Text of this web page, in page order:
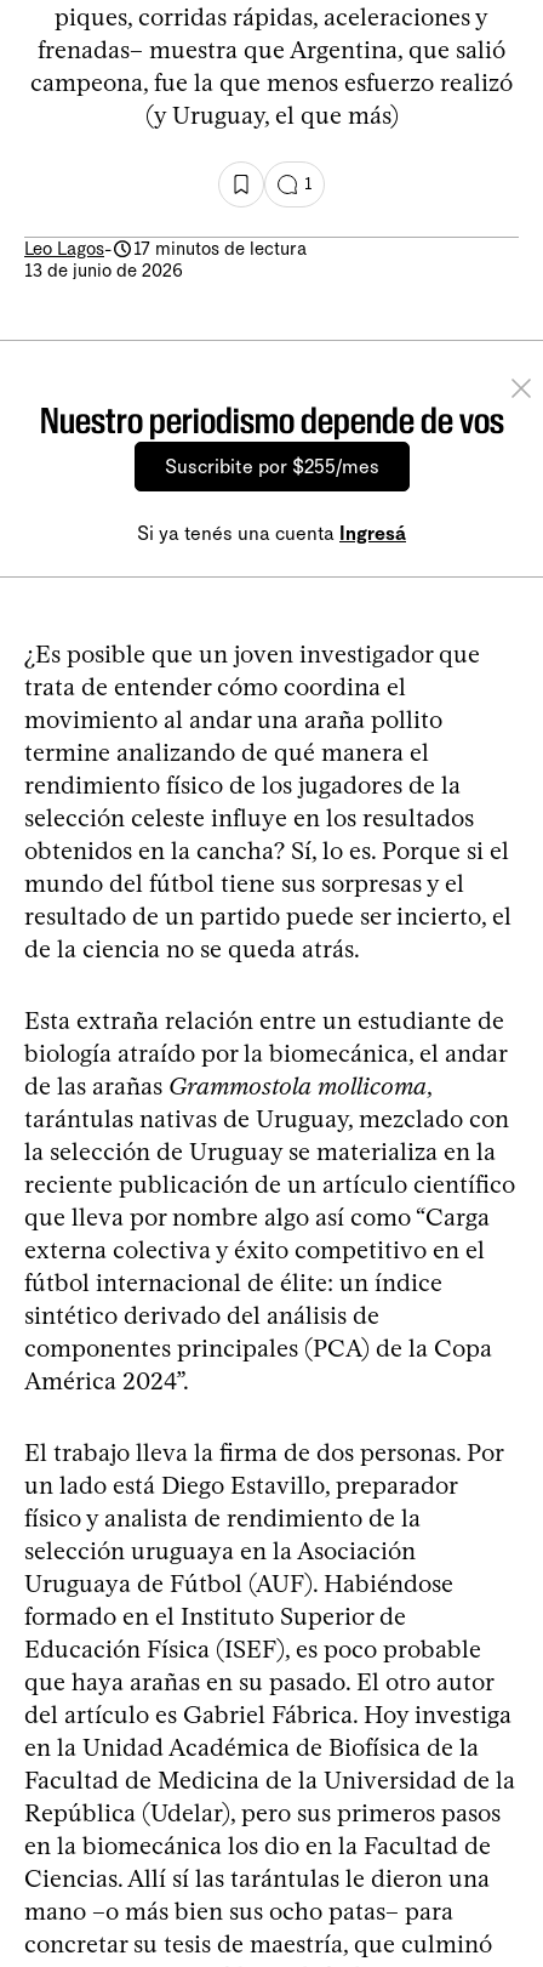
piques, corridas rápidas, aceleraciones y
frenadas– muestra que Argentina, que salió
campeona, fue la que menos esfuerzo realizó
(y Uruguay, el que más)
1
Leo Lagos-
17 minutos de lectura
13 de junio de 2026
Nuestro periodismo depende de vos
Suscribite por $255/mes
Si ya tenés una cuenta Ingresá
¿Es posible que un joven investigador que
trata de entender cómo coordina el
movimiento al andar una araña pollito
termine analizando de qué manera el
rendimiento físico de los jugadores de la
selección celeste influye en los resultados
obtenidos en la cancha? Sí, lo es. Porque si el
mundo del fútbol tiene sus sorpresas y el
resultado de un partido puede ser incierto, el
de la ciencia no se queda atrás.
Esta extraña relación entre un estudiante de
biología atraído por la biomecánica, el andar
de las arañas Grammostola mollicoma,
tarántulas nativas de Uruguay, mezclado con
la selección de Uruguay se materializa en la
reciente publicación de un artículo científico
que lleva por nombre algo así como “Carga
externa colectiva y éxito competitivo en el
fútbol internacional de élite: un índice
sintético derivado del análisis de
componentes principales (PCA) de la Copa
América 2024”.
El trabajo lleva la firma de dos personas. Por
un lado está Diego Estavillo, preparador
físico y analista de rendimiento de la
selección uruguaya en la Asociación
Uruguaya de Fútbol (AUF). Habiéndose
formado en el Instituto Superior de
Educación Física (ISEF), es poco probable
que haya arañas en su pasado. El otro autor
del artículo es Gabriel Fábrica. Hoy investiga
en la Unidad Académica de Biofísica de la
Facultad de Medicina de la Universidad de la
República (Udelar), pero sus primeros pasos
en la biomecánica los dio en la Facultad de
Ciencias. Allí sí las tarántulas le dieron una
mano –o más bien sus ocho patas– para
concretar su tesis de maestría, que culminó